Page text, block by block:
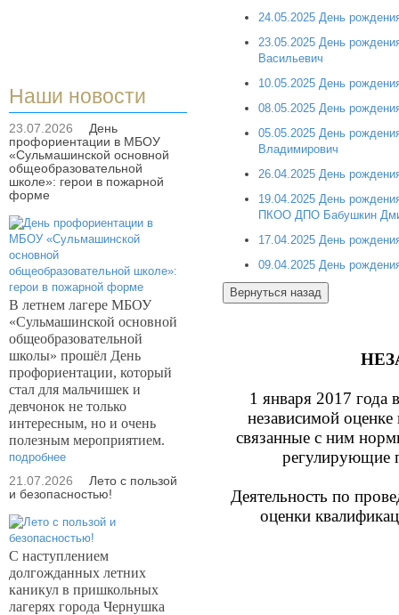
Наши новости
23.07.2026
День
профориентации в МБОУ
«Сульмашинской основной
общеобразовательной
школе»: герои в пожарной
форме
В летнем лагере МБОУ
«Сульмашинской основной
общеобразовательной
школы» прошёл День
профориентации, который
стал для мальчишек и
девчонок не только
интересным, но и очень
полезным мероприятием.
подробнее
21.07.2026
Лето с пользой
и безопасностью!
С наступлением
долгожданных летних
каникул в пришкольных
лагерях города Чернушка
24.05.2025 День
23.05.2025 День
Васильевич
10.05.2025 День
08.05.2025 День
05.05.2025 День
Владимирович
26.04.2025 День
19.04.2025 День
ПКОО ДПО Бабушкин
17.04.2025 День
09.04.2025 День
1 января 2017
независимой
связанные с ним
регулирующие
Деятельность по
оценки